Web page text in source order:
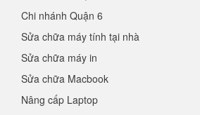
Chi nhánh Quận 6
Sửa chữa máy tính tại nhà
Sửa chữa máy in
Sửa chữa Macbook
Nâng cấp Laptop